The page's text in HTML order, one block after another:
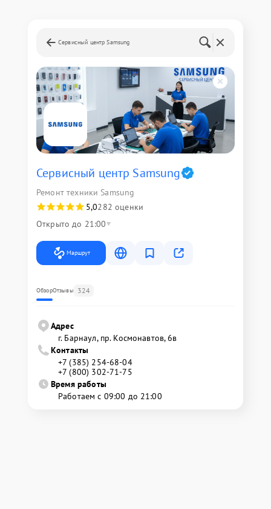
Сервисный центр Samsung
Сервисный центр Samsung
Ремонт техники Samsung
5,0282 оценки
Открыто до 21:00
Маршрут
ОбзорОтзывы 324
Адрес
г. Барнаул, ​пр. Космонавтов, 6в
Контакты
+7 (385) 254-68-04
+7 (800) 302-71-75
Время работы
Работаем с 09:00 до 21:00